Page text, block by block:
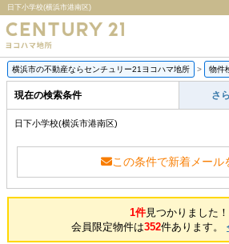
日下小学校(横浜市港南区)
横浜市の不動産ならセンチュリー21ヨコハマ地所 > 物件
現在の検索条件 さ
日下小学校(横浜市港南区)
この条件で新着メール
1件見つかりました！
会員限定物件は352件あります。